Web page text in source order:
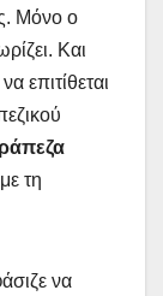
Μόνο ο
Και
επιτίθεται
τη
να